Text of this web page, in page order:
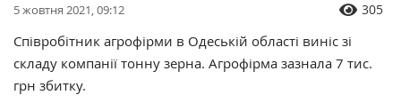
5 жовтня 2021, 09:12 305
Співробітник агрофірми в Одеській області виніс зі
складу компанії тонну зерна. Агрофірма зазнала 7 тис.
грн збитку.